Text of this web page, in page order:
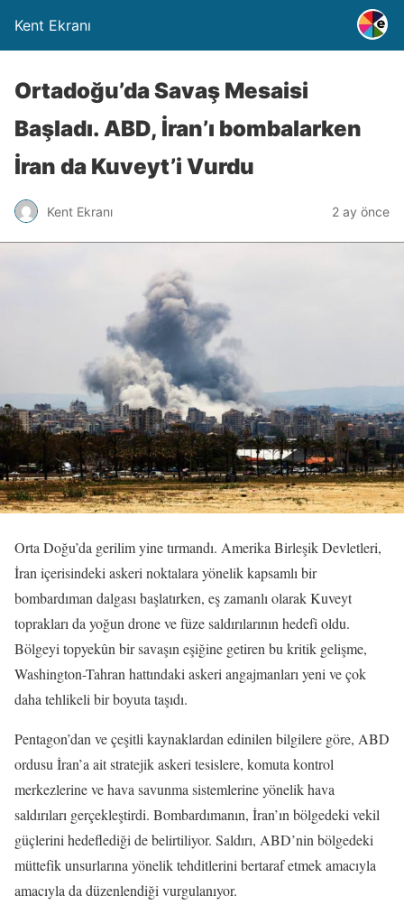
Kent Ekranı
Ortadoğu’da Savaş Mesaisi
Başladı. ABD, İran’ı bombalarken
İran da Kuveyt’i Vurdu
Kent Ekranı 2 ay önce
Orta Doğu’da gerilim yine tırmandı. Amerika Birleşik Devletleri,
İran içerisindeki askeri noktalara yönelik kapsamlı bir
bombardıman dalgası başlatırken, eş zamanlı olarak Kuveyt
toprakları da yoğun drone ve füze saldırılarının hedefi oldu.
Bölgeyi topyekûn bir savaşın eşiğine getiren bu kritik gelişme,
Washington-Tahran hattındaki askeri angajmanları yeni ve çok
daha tehlikeli bir boyuta taşıdı.
Pentagon’dan ve çeşitli kaynaklardan edinilen bilgilere göre, ABD
ordusu İran’a ait stratejik askeri tesislere, komuta kontrol
merkezlerine ve hava savunma sistemlerine yönelik hava
saldırıları gerçekleştirdi. Bombardımanın, İran’ın bölgedeki vekil
güçlerini hedeflediği de belirtiliyor. Saldırı, ABD’nin bölgedeki
müttefik unsurlarına yönelik tehditlerini bertaraf etmek amacıyla
amacıyla da düzenlendiği vurgulanıyor.